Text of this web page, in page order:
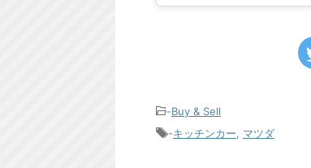
-Buy & Sell
-キッチンカー マツダ